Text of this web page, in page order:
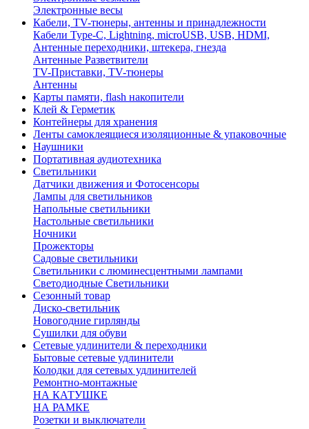
Электронные весы
Кабели, TV-тюнеры, антенны и принадлежности
Кабели Type-C, Lightning, microUSB, USB, HDMI,
Антенные переходники, штекера, гнезда
Антенные Разветвители
TV-Приставки, TV-тюнеры
Антенны
Карты памяти, flash накопители
Клей & Герметик
Контейнеры для хранения
Ленты самоклеящиеся изоляционные & упаковочные
Наушники
Портативная аудиотехника
Светильники
Датчики движения и Фотосенсоры
Лампы для светильников
Напольные светильники
Настольные светильники
Ночники
Прожекторы
Садовые светильники
Светильники с люминесцентными лампами
Светодиодные Светильники
Сезонный товар
Диско-светильник
Новогодние гирлянды
Сушилки для обуви
Сетевые удлинители & переходники
Бытовые сетевые удлинители
Колодки для сетевых удлинителей
Ремонтно-монтажные
НА КАТУШКЕ
НА РАМКЕ
Розетки и выключатели